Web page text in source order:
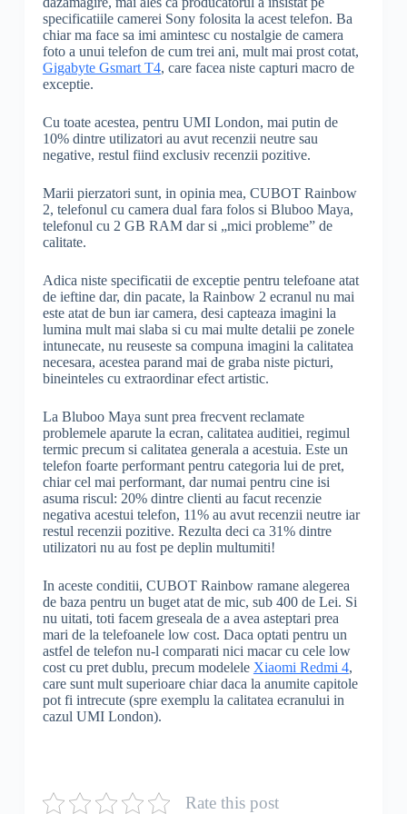
specificatiile camerei Sony folosita la acest telefon. Ba
chiar ma face sa imi amintesc cu nostalgie de camera
foto a unui telefon de cum trei ani, mult mai prost cotat,
Gigabyte Gsmart T4, care facea niste capturi macro de
exceptie.
Cu toate acestea, pentru UMI London, mai putin de
10% dintre utilizatori au avut recenzii neutre sau
negative, restul fiind exclusiv recenzii pozitive.
Marii pierzatori sunt, in opinia mea, CUBOT Rainbow
2, telefonul cu camera dual fara folos si Bluboo Maya,
telefonul cu 2 GB RAM dar si „mici probleme” de
calitate.
Adica niste specificatii de exceptie pentru telefoane atat
de ieftine dar, din pacate, la Rainbow 2 ecranul nu mai
este atat de bun iar camera, desi capteaza imagini la
lumina mult mai slaba si cu mai multe detalii pe zonele
intunecate, nu reuseste sa compuna imagini la calitatea
necesara, acestea parand mai de graba niste picturi,
bineinteles cu extraordinar efect artistic.
La Bluboo Maya sunt prea frecvent reclamate
problemele aparute la ecran, calitatea auditiei, regimul
termic precum si calitatea generala a acestuia. Este un
telefon foarte performant pentru categoria lui de pret,
chiar cel mai performant, dar numai pentru cine isi
asuma riscul: 20% dintre clienti au facut recenzie
negativa acestui telefon, 11% au avut recenzii neutre iar
restul recenzii pozitive. Rezulta deci ca 31% dintre
utilizatori nu au fost pe deplin multumiti!
In aceste conditii, CUBOT Rainbow ramane alegerea
de baza pentru un buget atat de mic, sub 400 de Lei. Si
nu uitati, toti facem greseala de a avea asteptari prea
mari de la telefoanele low cost. Daca optati pentru un
astfel de telefon nu-l comparati nici macar cu cele low
cost cu pret dublu, precum modelele Xiaomi Redmi 4,
care sunt mult superioare chiar daca la anumite capitole
pot fi intrecute (spre exemplu la calitatea ecranului in
cazul UMI London).
Rate this post